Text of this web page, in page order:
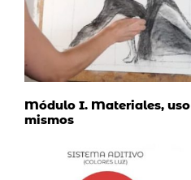
Módulo I. Materiales,
mismos